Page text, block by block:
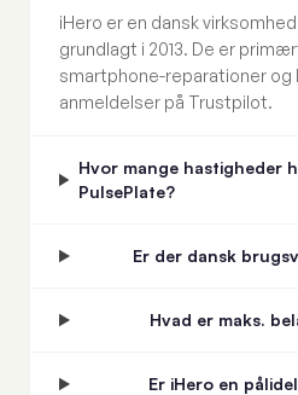
iHero er en dansk
grundlagt i 2013. De er
smartphone-reparationer og
anmeldelser på Trustpilot.
Hvor mange hastigheder
PulsePlate?
Er der dansk
Hvad er maks.
Er iHero en